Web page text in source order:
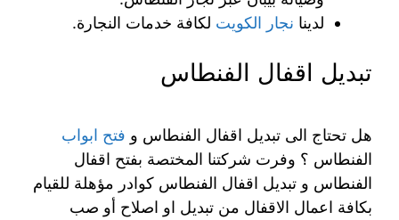
لدينا نجار الكويت لكافة خدمات النجارة.
تبديل اقفال الفنطاس
هل تحتاج الى تبديل اقفال الفنطاس و فتح ابواب
الفنطاس ؟ وفرت شركتنا المختصة بفتح اقفال
الفنطاس و تبديل اقفال الفنطاس كوادر مؤهلة للقيام
بكافة اعمال الاقفال من تبديل او اصلاح أو صب